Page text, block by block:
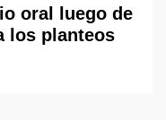
oral luego de
los planteos